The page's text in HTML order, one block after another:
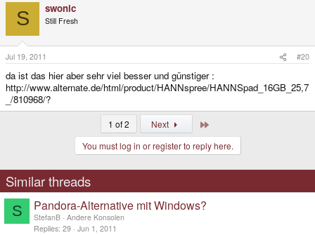
S swonic
Still Fresh
Jul 19, 2011 #20
da ist das hier aber sehr viel besser und günstiger :
http://www.alternate.de/html/product/HANNspree/HANNSpad_16GB_25,7
_/810968/?
1 of 2 Next
You must log in or register to reply here.
Similar threads
S Pandora-Alternative mit Windows?
StefanB Andere Konsolen
Replies 29 Jun 1, 2011